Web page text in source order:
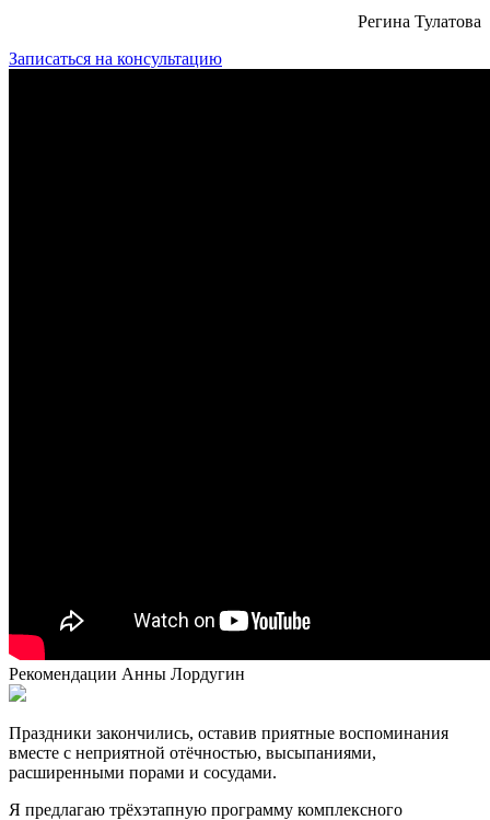
Регина Тулатова
Записаться на консультацию
Рекомендации Анны Лордугин
Праздники закончились, оставив приятные воспоминания
вместе с неприятной отёчностью, высыпаниями,
расширенными порами и сосудами.
Я предлагаю трёхэтапную программу комплексного